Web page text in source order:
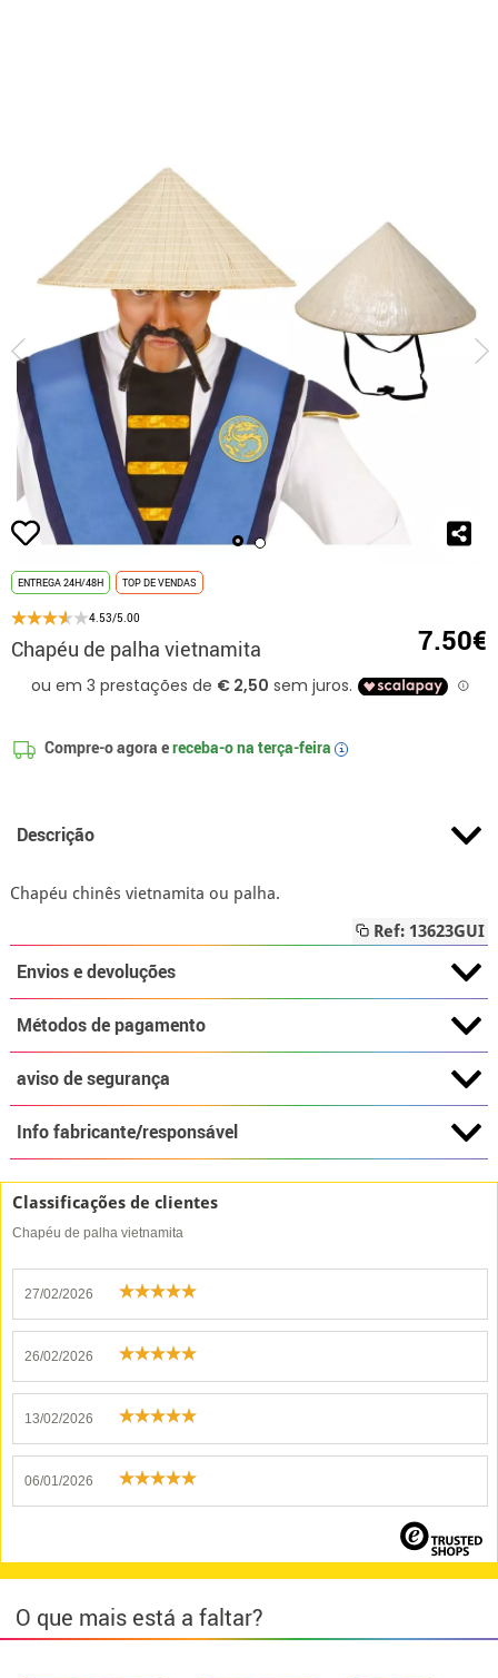
ENTREGA 24H/48H TOP DE VENDAS
4.53/5.00
Chapéu de palha vietnamita 7.50€
Compre-o agora ereceba-o na terça-feira i
Descrição
Chapéu chinês vietnamita ou palha.
Ref: 13623GUI
Envios e devoluções
Métodos de pagamento
aviso de segurança
Info fabricante/responsável
Classificações de clientes
Chapéu de palha vietnamita
27/02/2026
26/02/2026
13/02/2026
06/01/2026
O que mais está a faltar?